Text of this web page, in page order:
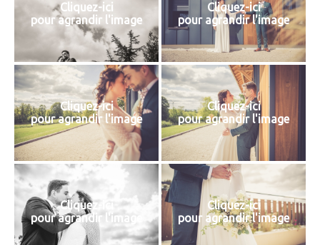
Cliquez-ici
pour agrandir l'image
Cliquez-ici
pour agrandir l'image
Cliquez-ici
pour agrandir l'image
Cliquez-ici
pour agrandir l'image
Cliquez-ici
pour agrandir l'image
Cliquez-ici
pour agrandir l'image